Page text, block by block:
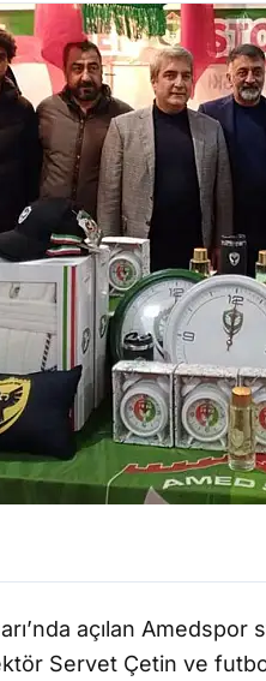
açılan
Servet Çetin ve